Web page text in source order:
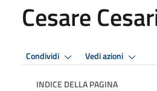
Cesare
Condividi Vedi azioni
INDICE DELLA PAGINA